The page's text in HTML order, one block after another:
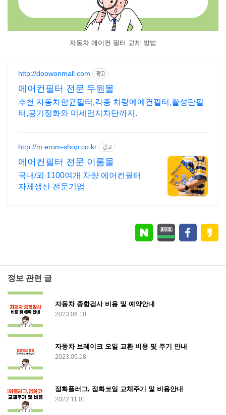
자동차 에어컨 필터 교체 방법
http://doowonmall.com 광고
에어컨필터 전문 두원몰
추천 자동차향균필터,각종 차량에에컨필터,활성탄필
터,공기정화와 미세먼지차단까지.
http://m.erom-shop.co.kr 광고
에어컨필터 전문 이롬몰
국내/외 1100여개 차량 에어컨필터
자체생산 전문기업
정보 관련 글
자동차 종합검사 비용 및 예약안내
2023.06.10
자동차 브레이크 오일 교환 비용 및 주기 안내
2023.05.18
점화플러그, 점화코일 교체주기 및 비용안내
2022.11.01